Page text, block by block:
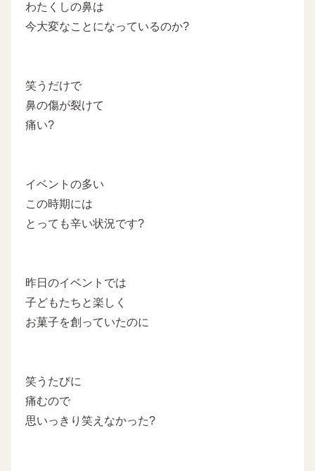
わたくしの鼻は
今大変なことになっているのか?
笑うだけで
鼻の傷が裂けて
痛い?
イベントの多い
この時期には
とっても辛い状況です?
昨日のイベントでは
子どもたちと楽しく
お菓子を創っていたのに
笑うたびに
痛むので
思いっきり笑えなかった?